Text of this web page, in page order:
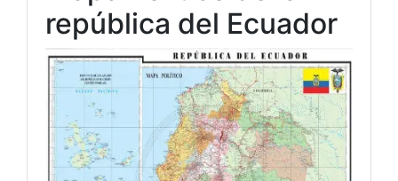
república del Ecuador